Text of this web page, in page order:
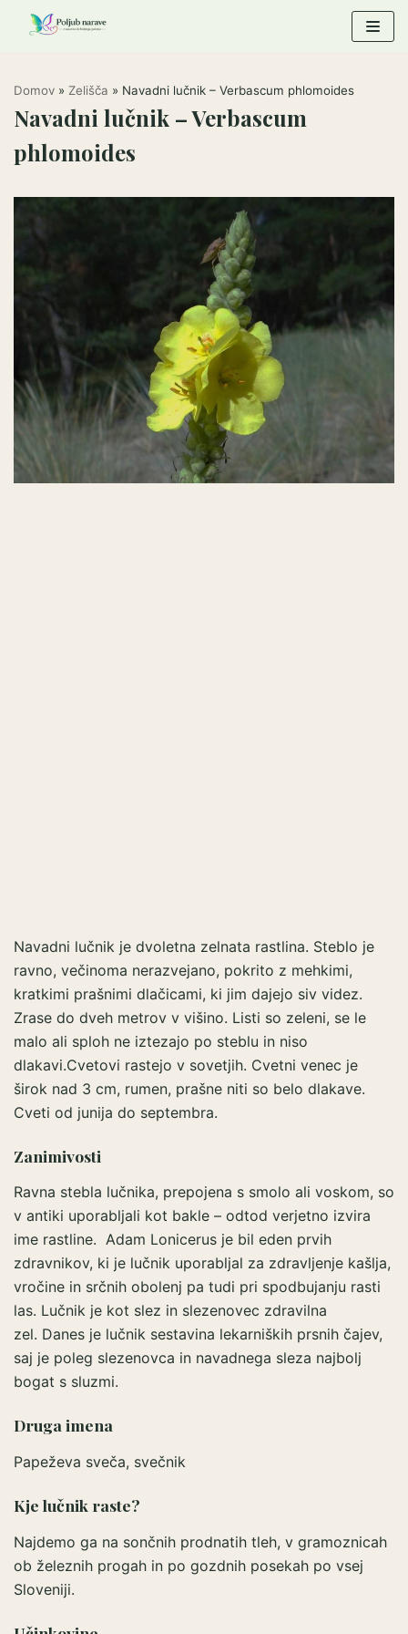
Skoči
Domov » Zelišča » Navadni lučnik – Verbascum phlomoides
Navadni lučnik – Verbascum
phlomoides
Navadni lučnik je dvoletna zelnata rastlina. Steblo je
ravno, večinoma nerazvejano, pokrito z mehkimi,
kratkimi prašnimi dlačicami, ki jim dajejo siv videz.
Zrase do dveh metrov v višino. Listi so zeleni, se le
malo ali sploh ne iztezajo po steblu in niso
dlakavi.Cvetovi rastejo v sovetjih. Cvetni venec je
širok nad 3 cm, rumen, prašne niti so belo dlakave.
Cveti od junija do septembra.
Zanimivosti
Ravna stebla lučnika, prepojena s smolo ali voskom, so
v antiki uporabljali kot bakle – odtod verjetno izvira
ime rastline. Adam Lonicerus je bil eden prvih
zdravnikov, ki je lučnik uporabljal za zdravljenje kašlja,
vročine in srčnih obolenj pa tudi pri spodbujanju rasti
las. Lučnik je kot slez in slezenovec zdravilna
zel. Danes je lučnik sestavina lekarniških prsnih čajev,
saj je poleg slezenovca in navadnega sleza najbolj
bogat s sluzmi.
Druga imena
Papeževa sveča, svečnik
Kje lučnik raste?
Najdemo ga na sončnih prodnatih tleh, v gramoznicah
ob železnih progah in po gozdnih posekah po vsej
Sloveniji.